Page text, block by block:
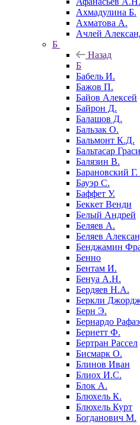
Ахмадулина Б.
Ахматова А.
Ачлей
Б
Назад
Б
Бабель И.
Бажов П.
Байов Алексей
Байрон Д.
Балашов Д.
Бальзак О.
Бальмонт К.Д.
Бальтасар
Балязин В.
Барановский
Бауэр С.
Баффет У.
Беккет Венди
Белый Андрей
Беляев А.
Беляев
Бенджамин
Бенно
Бентам И.
Бенуа А.Н.
Бердяев Н.А.
Беркли
Берн Э.
Бернардо
Бернетт Ф.
Бертран Рассел
Бисмарк О.
Блинов Иван
Блиох И.С.
Блок А.
Блюхель К.
Блюхель Курт
Богданович М.